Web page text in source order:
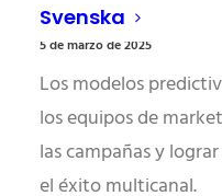
Svenska
está impulsando el éxito
5 de marzo de 2025
Los modelos
los equipos de
las campañas y
el éxito multicanal.